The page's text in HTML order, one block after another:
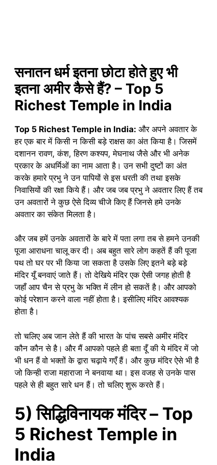
सनातन धर्म इतना छोटा होते हुए भी
इतना अमीर कैसे हैं? – Top 5
Richest Temple in India
Top 5 Richest Temple in India: और अपने अवतार के
हर एक बार में किसी न किसी बड़े राक्षस का अंत किया है। जिसमें
दशानन रावण, कंश, हिरण कश्यप, मेघनाथ जैसे और भी अनेक
प्रकार के अधर्मिओं का नाम आता है। उन सभी दुष्टों का अंत
करके हमारे प्रभु ने उन पापियों से इस धरती की तथा इसके
निवासियों की रक्षा किये हैं। और जब जब प्रभु ने अवतार लिए हैं तब
उन अवतारों ने कुछ ऐसे दिव्य चीजे किए हैं जिनसे हमे उनके
अवतार का संकेत मिलता है।
और जब हमें उनके अवतारों के बारे में पता लगा तब से हमने उनकी
पूजा आराधना चालू कर दी। अब बहुत सारे लोग कहतें हैं की पूजा
पथ तो घर पर भी किया जा सकता है उसके लिए इतने बड़े बड़े
मंदिर यूँ बनवाएं जाते हैं। तो देखिये मंदिर एक ऐसी जगह होती है
जहाँ आप चैन से प्रभु के भक्ति में लीन हो सकतें है। और आपको
कोई परेशान करने वाला नहीं होता है। इसीलिए मंदिर आवश्यक
होता है।
तो चलिए अब जान लेते हैं की भारत के पांच सबसे अमीर मंदिर
कौन कौन से है। और मैं आपको पहले ही बता दूँ की ये मंदिर में जो
भी धन हैं वो भक्तों के द्वारा चढ़ाये गएँ हैं। और कुछ मंदिर ऐसे भी है
जो किन्ही राजा महाराजा ने बनवाया था। इस वजह से उनके पास
पहले से ही बहुत सारे धन हैं। तो चलिए शुरू करते हैं।
5) सिद्धिविनायक मंदिर – Top
5 Richest Temple in
India